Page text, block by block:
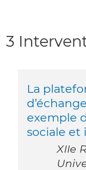
3
La
exemple
sociale
XIIe